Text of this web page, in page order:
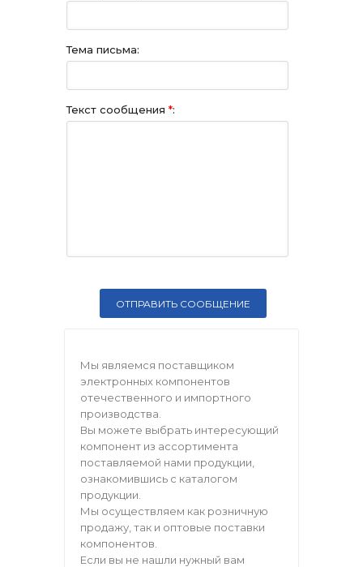
Тема письма:
Текст сообщения *:
Мы являемся поставщиком
электронных компонентов
отечественного и импортного
производства.
Вы можете выбрать интересующий
компонент из ассортимента
поставляемой нами продукции,
ознакомившись с каталогом
продукции.
Мы осуществляем как розничную
продажу, так и оптовые поставки
компонентов.
Если вы не нашли нужный вам